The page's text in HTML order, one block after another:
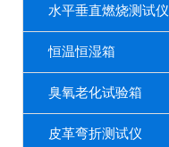
水平垂直燃烧测试仪
恒温恒湿箱
臭氧老化试验箱
皮革弯折测试仪